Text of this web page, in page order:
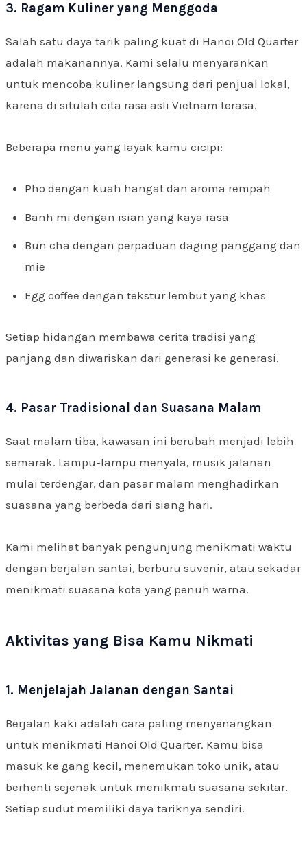
3. Ragam Kuliner yang Menggoda
Salah satu daya tarik paling kuat di Hanoi Old Quarter
adalah makanannya. Kami selalu menyarankan
untuk mencoba kuliner langsung dari penjual lokal,
karena di situlah cita rasa asli Vietnam terasa.
Beberapa menu yang layak kamu cicipi:
Pho dengan kuah hangat dan aroma rempah
Banh mi dengan isian yang kaya rasa
Bun cha dengan perpaduan daging panggang dan
mie
Egg coffee dengan tekstur lembut yang khas
Setiap hidangan membawa cerita tradisi yang
panjang dan diwariskan dari generasi ke generasi.
4. Pasar Tradisional dan Suasana Malam
Saat malam tiba, kawasan ini berubah menjadi lebih
semarak. Lampu-lampu menyala, musik jalanan
mulai terdengar, dan pasar malam menghadirkan
suasana yang berbeda dari siang hari.
Kami melihat banyak pengunjung menikmati waktu
dengan berjalan santai, berburu suvenir, atau sekadar
menikmati suasana kota yang penuh warna.
Aktivitas yang Bisa Kamu Nikmati
1. Menjelajah Jalanan dengan Santai
Berjalan kaki adalah cara paling menyenangkan
untuk menikmati Hanoi Old Quarter. Kamu bisa
masuk ke gang kecil, menemukan toko unik, atau
berhenti sejenak untuk menikmati suasana sekitar.
Setiap sudut memiliki daya tariknya sendiri.